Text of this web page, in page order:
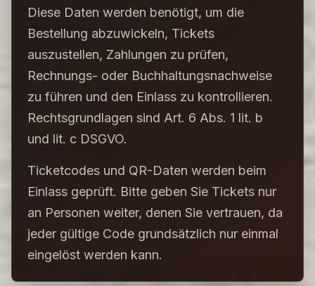
Diese Daten werden benötigt, um die
Bestellung abzuwickeln, Tickets
auszustellen, Zahlungen zu prüfen,
Rechnungs- oder Buchhaltungsnachweise
zu führen und den Einlass zu kontrollieren.
Rechtsgrundlagen sind Art. 6 Abs. 1 lit. b
und lit. c DSGVO.
Ticketcodes und QR-Daten werden beim
Einlass geprüft. Bitte geben Sie Tickets nur
an Personen weiter, denen Sie vertrauen, da
jeder gültige Code grundsätzlich nur einmal
eingelöst werden kann.